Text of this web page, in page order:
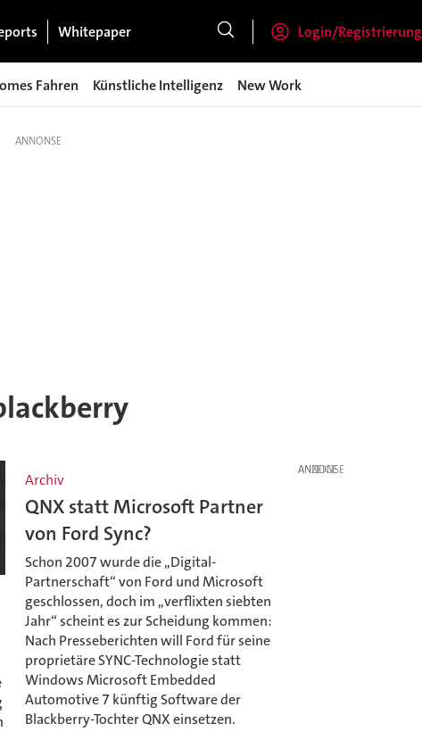
Whitepaper Login/Registrierung
Fahren Künstliche Intelligenz New Work
Archiv
QNX statt Microsoft Partner
von Ford Sync?
Schon 2007 wurde die ,,Digital-
Partnerschaft“ von Ford und Microsoft
geschlossen, doch im ,,verflixten siebten
Jahr“ scheint es zur Scheidung kommen:
Nach Presseberichten will Ford für seine
proprietäre SYNC-Technologie statt
Windows Microsoft Embedded
Automotive 7 künftig Software der
Blackberry-Tochter QNX einsetzen.
ANZEIGE